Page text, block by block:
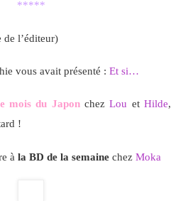
*****
l’éditeur)
vous avait présenté : Et si…
mois du JaponchezLou etHilde,
!
à la BD de la semainechez Moka